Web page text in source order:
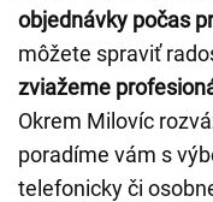
objednávky počas
môžete spraviť
zviažeme
Okrem Milovíc
poradíme vám s
telefonicky či